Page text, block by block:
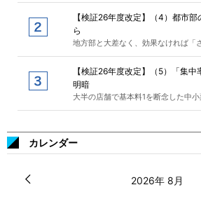
【検証26年度改定】（4）都市
ら
地方部と大差なく、効果なければ「
【検証26年度改定】（5）「集
明暗
大半の店舗で基本料1を断念した中小
カレンダー
2026年 8月